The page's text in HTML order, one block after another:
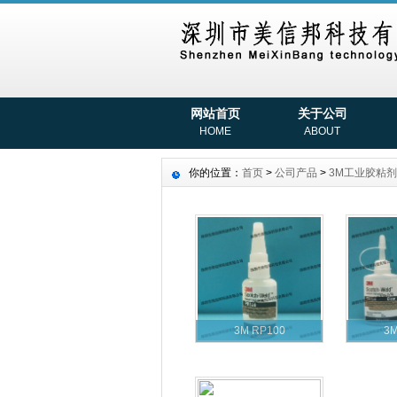
网站首页
HOME
关于公司
ABOUT
你的位置： 首页 > 公司产品 > 3M工业胶粘剂
3M RP100